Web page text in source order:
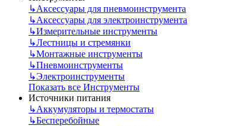
↳Аксессуары для пневмоинструмента
↳Аксессуары для электроинструмента
↳Измерительные инструменты
↳Лестницы и стремянки
↳Монтажные инструменты
↳Пневмоинструменты
↳Электроинструменты
Показать все Инструменты
Источники питания
↳Аккумуляторы и термостаты
↳Бесперебойные